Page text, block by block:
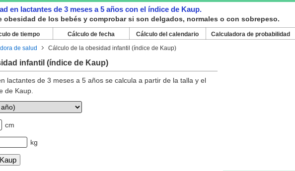
en lactantes de 3 meses a 5 años con el índice de Kaup.
obesidad de los bebés y comprobar si son delgados, normales o con sobrepeso.
de tiempo Cálculo de fecha Cálculo del calendario Calculadora de probabilidad
de salud Cálculo de la obesidad infantil (índice de Kaup)
infantil (índice de Kaup)
lactantes de 3 meses a 5 años se calcula a partir de la talla y el
de Kaup.
cm
kg